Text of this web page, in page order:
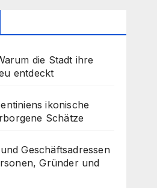
die Stadt ihre
entdeckt
ikonische
Schätze
Geschäftsadressen
Gründer und